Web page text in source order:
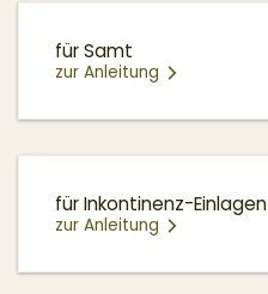
für Samt
zur Anleitung
für Inkontinenz-Einlagen
zur Anleitung